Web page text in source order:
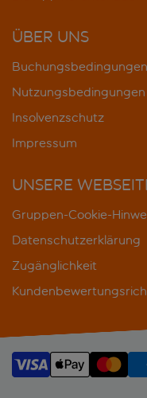
ÜBER UNS
Buchungsbedingungen
Nutzungsbedingungen
Insolvenzschutz
Impressum
UNSERE
Gruppen-Cookie-
Datenschutzerklärung
Zugänglichkeit